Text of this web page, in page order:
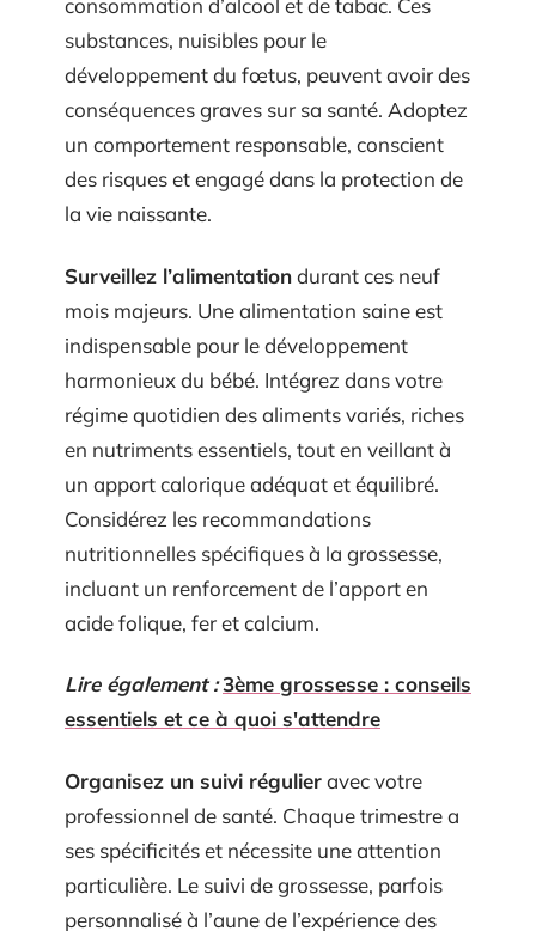
consommation d’alcool et de tabac. Ces
substances, nuisibles pour le
développement du fœtus, peuvent avoir des
conséquences graves sur sa santé. Adoptez
un comportement responsable, conscient
des risques et engagé dans la protection de
la vie naissante.
Surveillez l’alimentationdurant ces neuf
mois majeurs. Une alimentation saine est
indispensable pour le développement
harmonieux du bébé. Intégrez dans votre
régime quotidien des aliments variés, riches
en nutriments essentiels, tout en veillant à
un apport calorique adéquat et équilibré.
Considérez les recommandations
nutritionnelles spécifiques à la grossesse,
incluant un renforcement de l’apport en
acide folique, fer et calcium.
Lire également :3ème grossesse : conseils
essentiels et ce à quoi s'attendre
Organisez un suivi régulieravec votre
professionnel de santé. Chaque trimestre a
ses spécificités et nécessite une attention
particulière. Le suivi de grossesse, parfois
personnalisé à l’aune de l’expérience des